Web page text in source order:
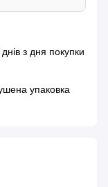
з дня покупки
упаковка